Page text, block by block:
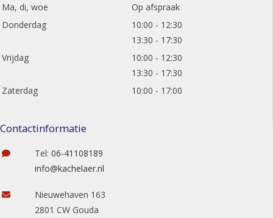
Ma, di, woe
Op afspraak
Donderdag
10:00 - 12:30
13:30 - 17:30
Vrijdag
10:00 - 12:30
13:30 - 17:30
Zaterdag
10:00 - 17:00
Contactinformatie
Tel: 06-41108189
info@kachelaer.nl
Nieuwehaven 163
2801 CW Gouda